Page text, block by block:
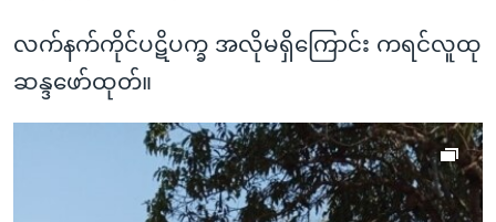
လက်နက်ကိုင်ပဋိပက္ခ အလိုမရှိကြောင်း ကရင်လူထု
ဆန္ဒဖော်ထုတ်။